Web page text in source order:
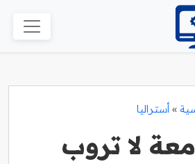
» أستراليا
لا تروب